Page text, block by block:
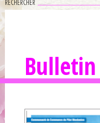
RECHERCHER